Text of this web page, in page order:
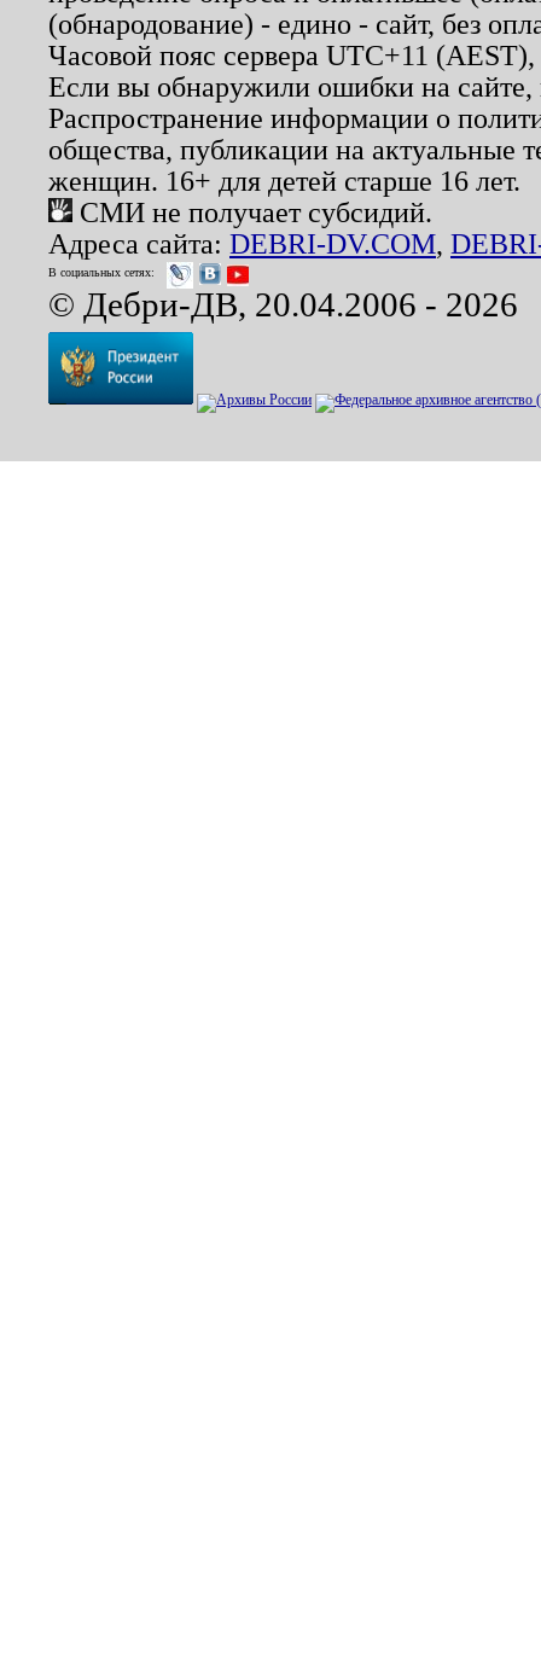
(обнародование) - едино - сайт, без
Часовой пояс сервера UTC+11
Если вы обнаружили ошибки на
Распространение информации о
общества, публикации на актуальные
женщин. 16+ для детей старше 16 лет.
СМИ не получает субсидий.
Адреса сайта: DEBRI-DV.COM,
В социальных сетях:
© Дебри-ДВ, 20.04.2006 - 2026